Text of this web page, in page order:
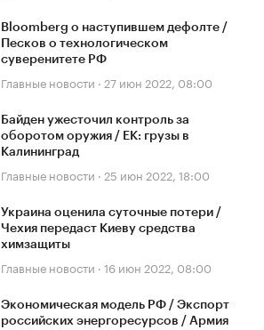
Bloomberg о наступившем дефолте /
Песков о технологическом
суверенитете РФ
Главные новости · 27 июн 2022, 08:00
Байден ужесточил контроль за
оборотом оружия / ЕК: грузы в
Калининград
Главные новости · 25 июн 2022, 18:00
Украина оценила суточные потери /
Чехия передаст Киеву средства
химзащиты
Главные новости · 16 июн 2022, 08:00
Экономическая модель РФ / Экспорт
российских энергоресурсов / Армия